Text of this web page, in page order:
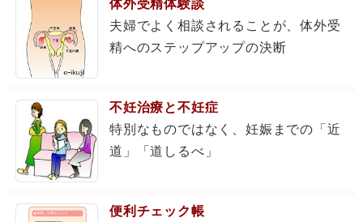
夫婦でよく相談されることが、体外受
精へのステップアップの決断
不妊治療と不妊症
特別なものではなく、妊娠までの「近
道」「道しるべ」
便利チェック帳